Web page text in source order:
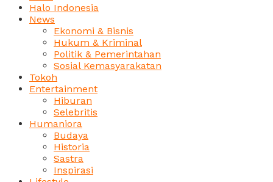
Halo Indonesia
News
Ekonomi & Bisnis
Hukum & Kriminal
Politik & Pemerintahan
Sosial Kemasyarakatan
Tokoh
Entertainment
Hiburan
Selebritis
Humaniora
Budaya
Historia
Sastra
Inspirasi